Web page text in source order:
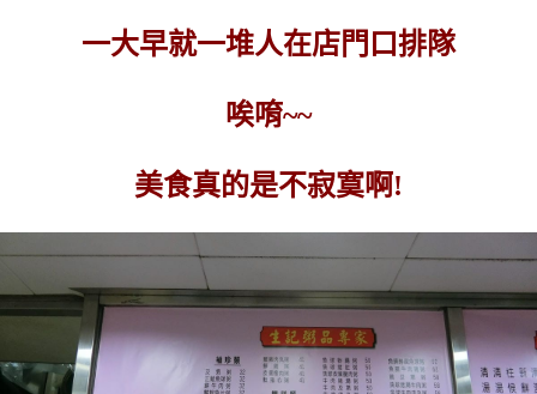
一大早就一堆人在店門口排隊
唉唷~~
美食真的是不寂寞啊!